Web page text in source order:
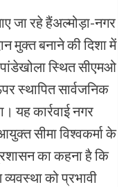
जा रहे हैंअल्मोड़ा-नगर
मुक्त बनाने की दिशा में
स्थित सीएमओ
स्थापित सार्वजनिक
यह कार्रवाई नगर
सीमा विश्वकर्मा के
का कहना है कि
को प्रभावी